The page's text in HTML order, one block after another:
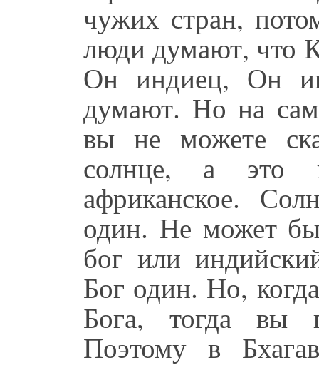
чужих стран,
люди думают, что
Он индиец, Он
думают. Но на
вы не можете
солнце, а это
африканское.
один. Не может
бог или
Бог один. Но,
Бога, тогда вы
Поэтому в